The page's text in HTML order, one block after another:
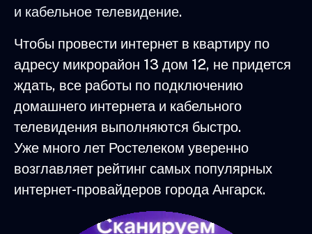
и кабельное телевидение.
Чтобы провести интернет в квартиру по
адресу микрорайон 13 дом 12, не придется
ждать, все работы по подключению
домашнего интернета и кабельного
телевидения выполняются быстро.
Уже много лет Ростелеком уверенно
возглавляет рейтинг самых популярных
интернет-провайдеров города Ангарск.